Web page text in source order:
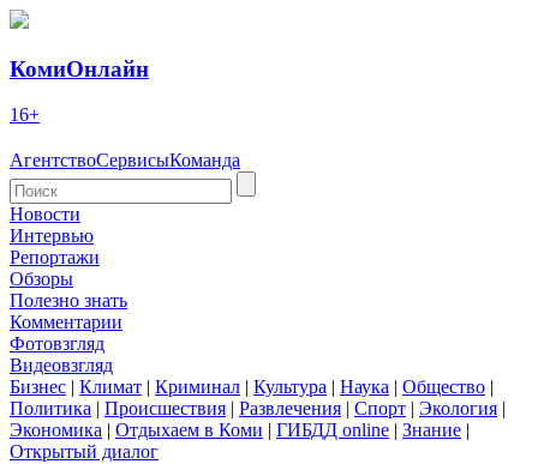
КомиОнлайн
16+
АгентствоСервисыКоманда
Новости
Интервью
Репортажи
Обзоры
Полезно знать
Комментарии
Фотовзгляд
Видеовзгляд
Бизнес | Климат | Криминал | Культура | Наука | Общество |
Политика | Происшествия | Развлечения | Спорт | Экология |
Экономика | Отдыхаем в Коми | ГИБДД online | Знание |
Открытый диалог